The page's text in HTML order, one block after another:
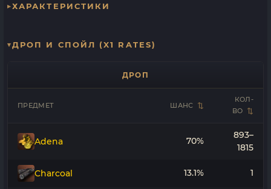
ХАРАКТЕРИСТИКИ
ДРОП И СПОЙЛ (X1 RATES)
ДРОП
ПРЕДМЕТ ШАНС
КОЛ-
ВО
Adena 70%
893–
1815
Charcoal 13.1% 1